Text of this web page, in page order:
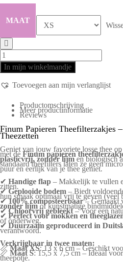
MAAT
In mijn winkelmandje
Toevoegen aan mijn verlanglijst
Productomschrijving
Meer productinformatie
Reviews
Finum Papieren Theefilterzakjes
Theezetten
Geniet van jouw favoriete losse thee
met deFinum papieren
plasticvrij, zonder lijmen biologisch
standaard theefilters laten ze geen
puur en eerlijk van je thee geniet.
✔ Handige flap – Makkelijk te vullen
zitten.
✔Geplooide bodem – Biedt
hun smaak optimaal vrij te geven (veel
✔100% composteerbaar– Gemaakt
zonder lijmof kunstmatige
✔Chloorvrij gebleekt– Voor een
✔ Perfect voor mokken en
of onderweg.
✔ Duurzaam geproduceerd in
verantwoord.
Verkrijgbaar in twee maten:
📏Maat XS: 13 x 6 cm – Geschikt
📏 Maat S: 15,5 x 7,5 cm – Ideaal
theepotje.